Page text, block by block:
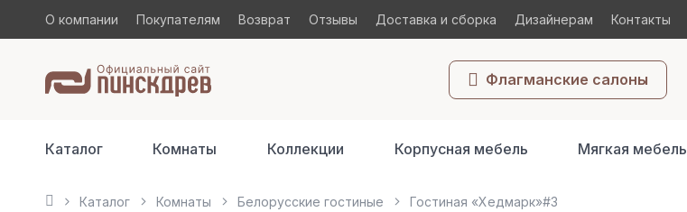
О компании Покупателям Возврат Отзывы Доставка и сборка Дизайнерам Контакты
Флагманские салоны
Каталог Комнаты Коллекции Корпусная мебель Мягкая мебель
Каталог Комнаты Белорусские гостиные Гостиная «Хедмарк»#3